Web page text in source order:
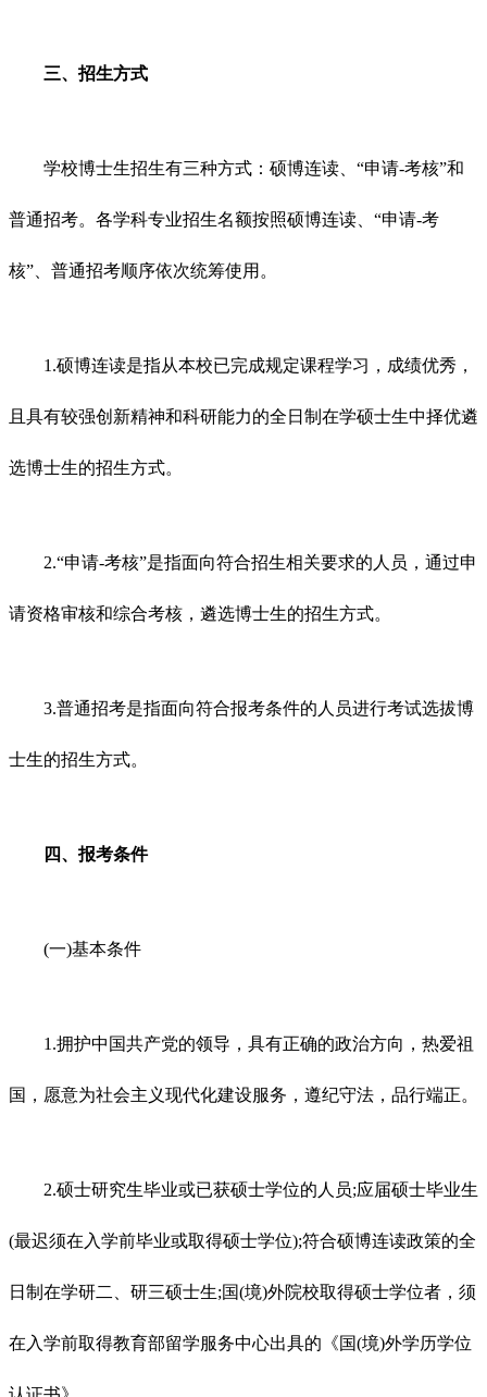
三、招生方式
学校博士生招生有三种方式：硕博连读、“申请-考核”和
普通招考。各学科专业招生名额按照硕博连读、“申请-考
核”、普通招考顺序依次统筹使用。
1.硕博连读是指从本校已完成规定课程学习，成绩优秀，
且具有较强创新精神和科研能力的全日制在学硕士生中择优遴
选博士生的招生方式。
2.“申请-考核”是指面向符合招生相关要求的人员，通过申
请资格审核和综合考核，遴选博士生的招生方式。
3.普通招考是指面向符合报考条件的人员进行考试选拔博
士生的招生方式。
四、报考条件
(一)基本条件
1.拥护中国共产党的领导，具有正确的政治方向，热爱祖
国，愿意为社会主义现代化建设服务，遵纪守法，品行端正。
2.硕士研究生毕业或已获硕士学位的人员;应届硕士毕业生
(最迟须在入学前毕业或取得硕士学位);符合硕博连读政策的全
日制在学研二、研三硕士生;国(境)外院校取得硕士学位者，须
在入学前取得教育部留学服务中心出具的《国(境)外学历学位